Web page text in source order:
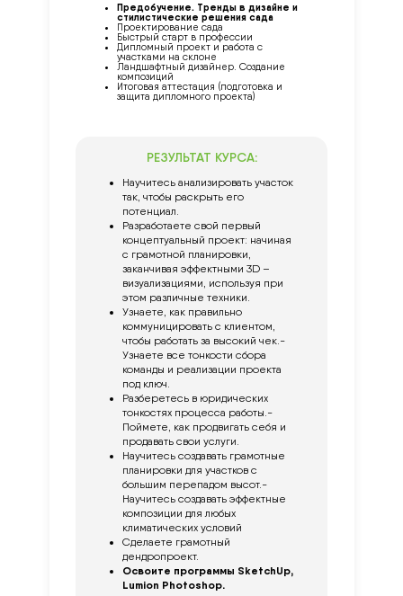
Предобучение. Тренды в дизайне и
стилистические решения сада
Проектирование сада
Быстрый старт в профессии
Дипломный проект и работа с
участками на склоне
Ландшафтный дизайнер. Создание
композиций
Итоговая аттестация (подготовка и
защита дипломного проекта)
Научитесь анализировать участок
так, чтобы раскрыть его
потенциал.
Разработаете свой первый
концептуальный проект: начиная
с грамотной планировки,
заканчивая эффектными 3D –
визуализациями, используя при
этом различные техники.
Узнаете, как правильно
коммуницировать с клиентом,
чтобы работать за высокий чек.-
Узнаете все тонкости сбора
команды и реализации проекта
под ключ.
Разберетесь в юридических
тонкостях процесса работы.-
Поймете, как продвигать себя и
продавать свои услуги.
Научитесь создавать грамотные
планировки для участков с
большим перепадом высот.-
Научитесь создавать эффектные
композиции для любых
климатических условий
Сделаете грамотный
дендропроект.
Освоите программы SketchUp,
Lumion Photoshop.
РЕЗУЛЬТАТ КУРСА: